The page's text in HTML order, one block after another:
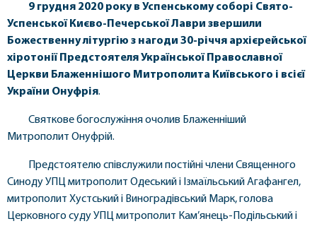
9 грудня 2020 року в Успенському соборі Свято-
Успенської Києво-Печерської Лаври звершили
Божественну літургію з нагоди 30-річчя архієрейської
хіротонії Предстоятеля Української Православної
Церкви Блаженнішого Митрополита Київського і всієї
України Онуфрія.
Святкове богослужіння очолив Блаженніший
Митрополит Онуфрій.
Предстоятелю співслужили постійні члени Священного
Синоду УПЦ митрополит Одеський і Ізмаїльський Агафангел,
митрополит Хустський і Виноградівський Марк, голова
Церковного суду УПЦ митрополит Кам’янець-Подільський і